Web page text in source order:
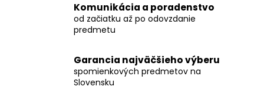
Komunikácia a poradenstvo
od začiatku až po odovzdanie
predmetu
Garancia najväčšieho výberu
spomienkových predmetov na
Slovensku